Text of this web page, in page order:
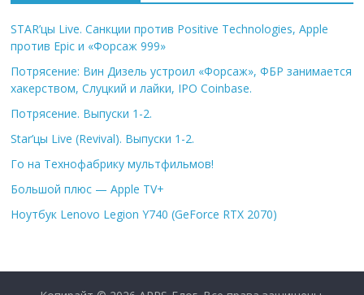
STAR’цы Live. Санкции против Positive Technologies, Apple
против Epic и «Форсаж 999»
Потрясение: Вин Дизель устроил «Форсаж», ФБР занимается
хакерством, Слуцкий и лайки, IPO Coinbase.
Потрясение. Выпуски 1-2.
Star’цы Live (Revival). Выпуски 1-2.
Го на Технофабрику мультфильмов!
Большой плюс — Apple TV+
Ноутбук Lenovo Legion Y740 (GeForce RTX 2070)